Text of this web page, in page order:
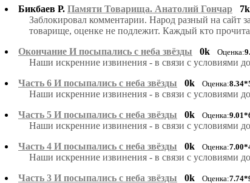
Бикбаев Р. Памяти Товарища. Анатолий Гончар 7k
Заблокировал комментарии. Народ разный на сайт
товарище, оценке не подлежит. Каждый кто
Окончание И посыпались с неба звёзды
0k Оценка:
Наши искренние извинения - в связи с условиями
Часть 6 И посыпались с неба звёзды
0k Оценка:
Наши искренние извинения - в связи с условиями
Часть 5 И посыпались с неба звёзды
0k Оценка:
Наши искренние извинения - в связи с условиями
Часть 4 И посыпались с неба звёзды
0k Оценка:
Наши искренние извинения - в связи с условиями
Часть 3 И посыпались с неба звёзды
0k Оценка: